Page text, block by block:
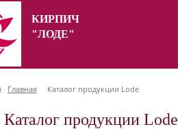
КИРПИЧ
"ЛОДЕ"
Главная Каталог продукции Lode
Каталог продукции Lode